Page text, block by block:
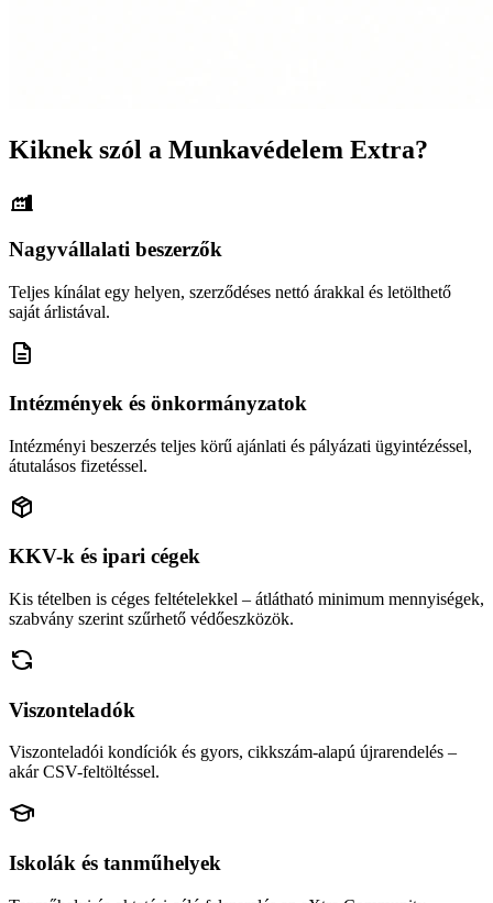
Kiknek szól a Munkavédelem Extra?
Nagyvállalati beszerzők
Teljes kínálat egy helyen, szerződéses nettó árakkal és letölthető
saját árlistával.
Intézmények és önkormányzatok
Intézményi beszerzés teljes körű ajánlati és pályázati ügyintézéssel,
átutalásos fizetéssel.
KKV-k és ipari cégek
Kis tételben is céges feltételekkel – átlátható minimum mennyiségek,
szabvány szerint szűrhető védőeszközök.
Viszonteladók
Viszonteladói kondíciók és gyors, cikkszám-alapú újrarendelés –
akár CSV-feltöltéssel.
Iskolák és tanműhelyek